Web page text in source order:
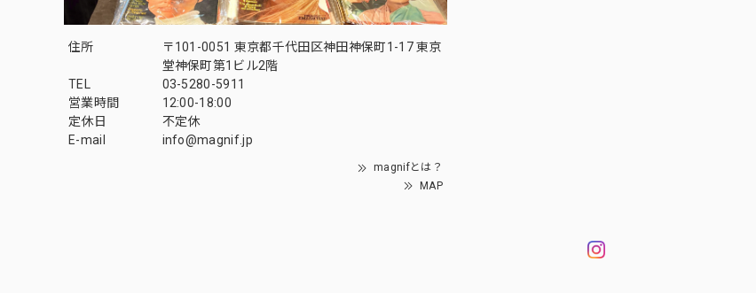
住所
〒101-0051 東京都千代田区神田神保町1-17 東京
堂神保町第1ビル2階
TEL
03-5280-5911
営業時間
12:00-18:00
定休日
不定休
E-mail
info@magnif.jp
magnifとは？
MAP